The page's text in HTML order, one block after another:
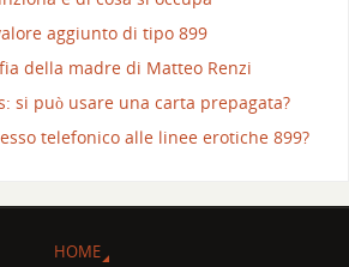
aggiunto di tipo 899
della madre di Matteo Renzi
si può usare una carta prepagata?
telefonico alle linee erotiche 899?
HOME